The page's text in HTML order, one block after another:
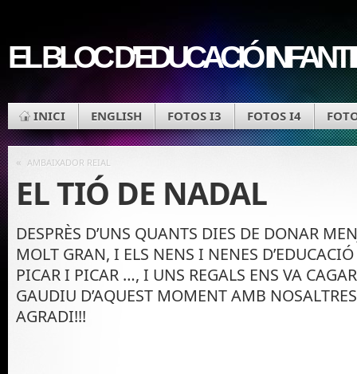
EL BLOC D'EDUCACIÓ
INICI ENGLISH FOTOS I3 FOTOS I4
« AMBAIXADOR REIAL
EL TIÓ DE NADAL
DESPRÈS D’UNS QUANTS DIES DE DONAR
MOLT GRAN, I ELS NENS I NENES
PICAR I PICAR …, I UNS REGALS ENS VA
GAUDIU D’AQUEST MOMENT AMB
AGRADI!!!